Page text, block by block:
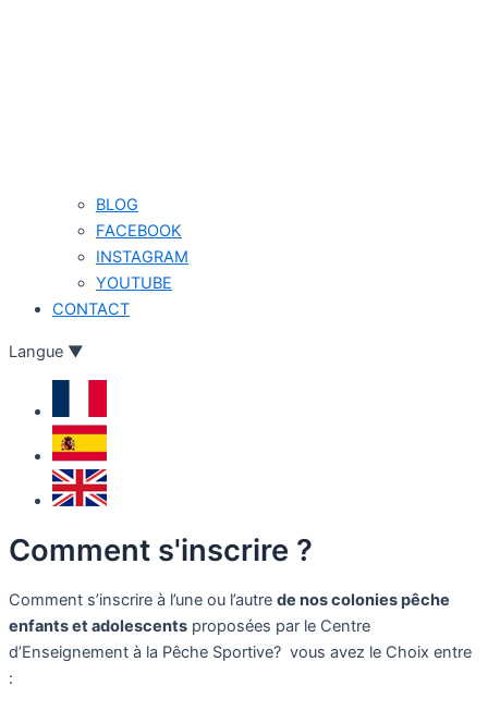
BLOG
FACEBOOK
INSTAGRAM
YOUTUBE
CONTACT
Langue ▼
Comment s'inscrire ?
Comment s’inscrire à l’une ou l’autre de nos colonies pêche
enfants et adolescents proposées par le Centre
d’Enseignement à la Pêche Sportive? vous avez le Choix entre
: